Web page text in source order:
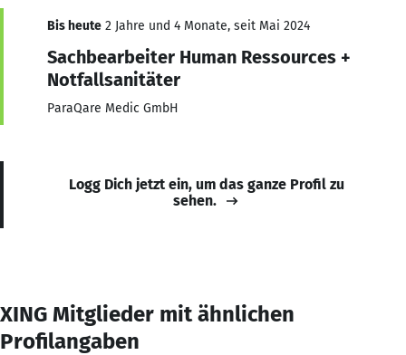
Bis heute 2 Jahre und 4 Monate, seit Mai 2024
Sachbearbeiter Human Ressources +
Notfallsanitäter
ParaQare Medic GmbH
Logg Dich jetzt ein, um das ganze Profil zu
sehen.
XING Mitglieder mit ähnlichen
Profilangaben